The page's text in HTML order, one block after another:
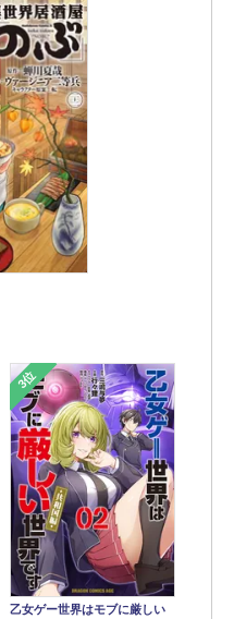
3位
乙女ゲー世界はモブに厳しい